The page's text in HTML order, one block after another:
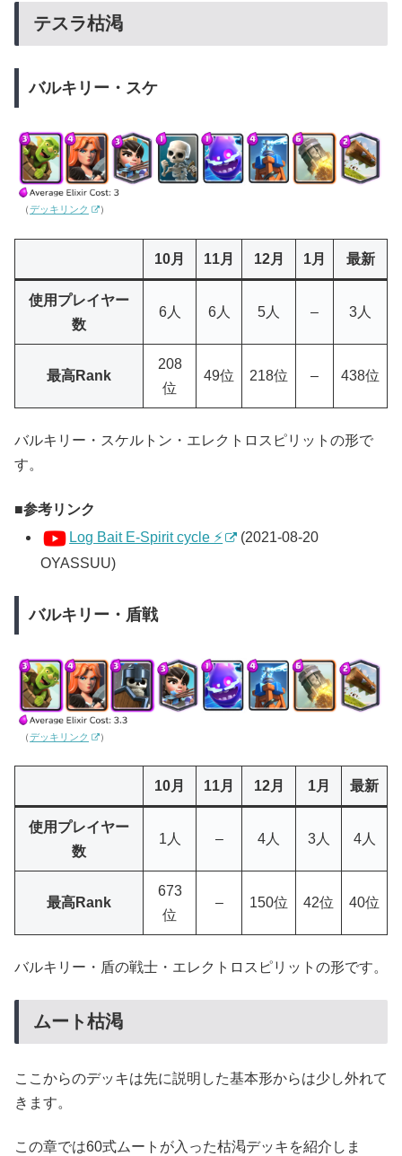
テスラ枯渇
バルキリー・スケ
（デッキリンク ）
10月 11月 12月 1月 最新
使用プレイヤー
数
6人 6人 5人 – 3人
最高Rank
208
位
49位 218位 – 438位
バルキリー・スケルトン・エレクトロスピリットの形で
す。
参考リンク
Log Bait E-Spirit cycle ⚡️
(2021-08-20
OYASSUU)
バルキリー・盾戦
（デッキリンク ）
10月 11月 12月 1月 最新
使用プレイヤー
数
1人 – 4人 3人 4人
最高Rank
673
位
– 150位 42位 40位
バルキリー・盾の戦士・エレクトロスピリットの形です。
ムート枯渇
ここからのデッキは先に説明した基本形からは少し外れて
きます。
この章では60式ムートが入った枯渇デッキを紹介しま